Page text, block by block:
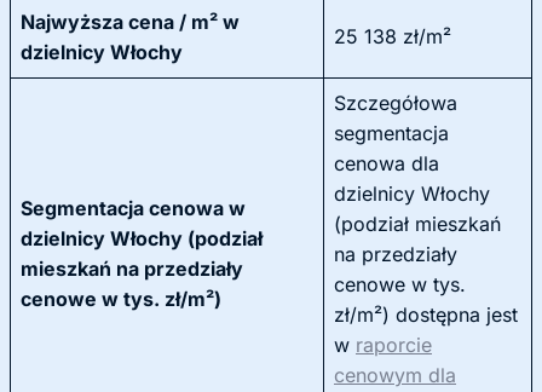
Najwyższa cena / m² w
dzielnicy Włochy
25 138 zł/m²
Segmentacja cenowa w
dzielnicy Włochy (podział
mieszkań na przedziały
cenowe w tys. zł/m²)
Szczegółowa
segmentacja
cenowa dla
dzielnicy Włochy
(podział mieszkań
na przedziały
cenowe w tys.
zł/m²) dostępna jest
w raporcie
cenowym dla